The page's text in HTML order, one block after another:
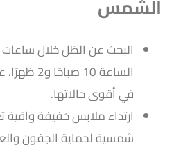
الشمس
البحث عن الظل خلال
الساعة
في أقوى حالاتها.
ارتداء ملابس خفيفة
شمسية لحماية الجفون